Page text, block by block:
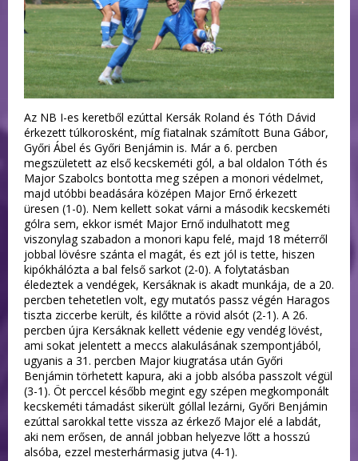
Az NB I-es keretből ezúttal Kersák Roland és Tóth Dávid
érkezett túlkorosként, míg fiatalnak számított Buna Gábor,
Győri Ábel és Győri Benjámin is. Már a 6. percben
megszületett az első kecskeméti gól, a bal oldalon Tóth és
Major Szabolcs bontotta meg szépen a monori védelmet,
majd utóbbi beadására középen Major Ernő érkezett
üresen (1-0). Nem kellett sokat várni a második kecskeméti
gólra sem, ekkor ismét Major Ernő indulhatott meg
viszonylag szabadon a monori kapu felé, majd 18 méterről
jobbal lövésre szánta el magát, és ezt jól is tette, hiszen
kipókhálózta a bal felső sarkot (2-0). A folytatásban
éledeztek a vendégek, Kersáknak is akadt munkája, de a 20.
percben tehetetlen volt, egy mutatós passz végén Haragos
tiszta ziccerbe került, és kilőtte a rövid alsót (2-1). A 26.
percben újra Kersáknak kellett védenie egy vendég lövést,
ami sokat jelentett a meccs alakulásának szempontjából,
ugyanis a 31. percben Major kiugratása után Győri
Benjámin törhetett kapura, aki a jobb alsóba passzolt végül
(3-1). Öt perccel később megint egy szépen megkomponált
kecskeméti támadást sikerült góllal lezárni, Győri Benjámin
ezúttal sarokkal tette vissza az érkező Major elé a labdát,
aki nem erősen, de annál jobban helyezve lőtt a hosszú
alsóba, ezzel mesterhármasig jutva (4-1).